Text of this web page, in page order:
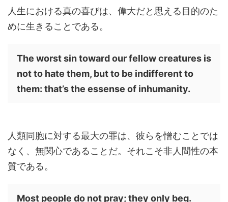
人生における真の喜びは、偉大だと思える目的のた
めに生きることである。
The worst sin toward our fellow creatures is
not to hate them, but to be indifferent to
them: that’s the essense of inhumanity.
人類同胞に対する最大の罪は、彼らを憎むことでは
なく、無関心であることだ。それこそ非人間性の本
質である。
Most people do not pray; they only beg.